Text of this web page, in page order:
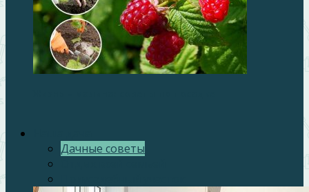
Дачные советы